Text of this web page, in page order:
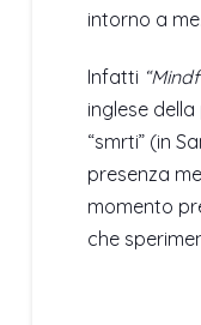
intorno a me.
Infatti
inglese della
“smrti” (in
presenza
momento
che